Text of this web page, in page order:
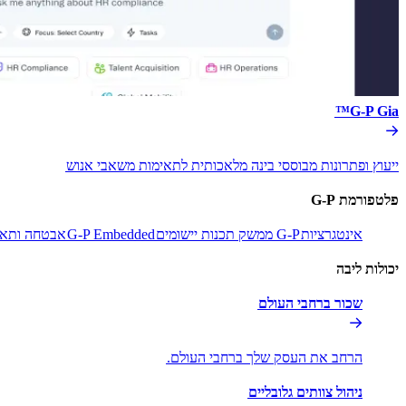
G-P Gia™​​
ייעוץ ופתרונות מבוססי בינה מלאכותית לתאימות משאבי אנוש​​
פלטפורמת G-P​​
אינטגרציות​​G-P ממשק תכנות יישומים​​ G-P Embedded​​אבטחה
יכולות ליבה​​
שכור ברחבי העולם​​
הרחב את העסק שלך ברחבי העולם.​​
ניהול צוותים גלובליים​​